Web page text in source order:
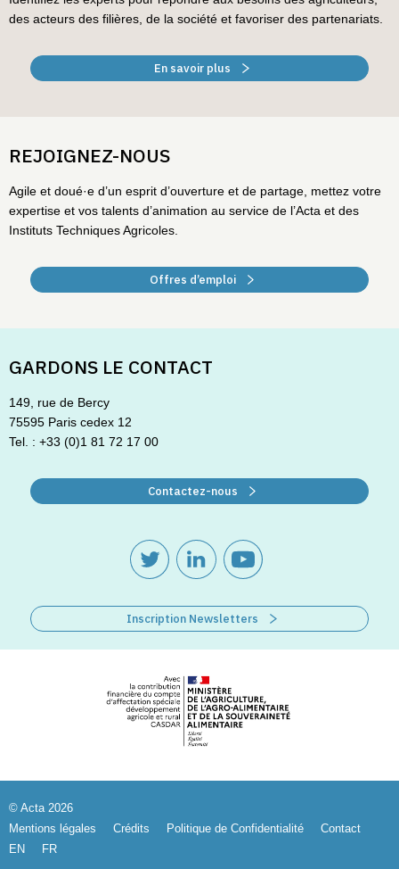
des acteurs des filières, de la société et favoriser des partenariats.
En savoir plus
REJOIGNEZ-NOUS
Agile et doué·e d’un esprit d’ouverture et de partage, mettez votre
expertise et vos talents d’animation au service de l’Acta et des
Instituts Techniques Agricoles.
Offres d’emploi
GARDONS LE CONTACT
149, rue de Bercy
75595 Paris cedex 12
Tel. : +33 (0)1 81 72 17 00
Contactez-nous
Inscription Newsletters
© Acta 2026
Mentions légales
Crédits Politique de Confidentialité
Contact
EN
FR